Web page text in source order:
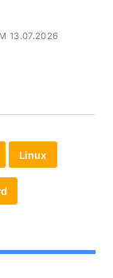
13.07.2026
Linux